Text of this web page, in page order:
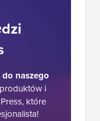
naszego
i
które